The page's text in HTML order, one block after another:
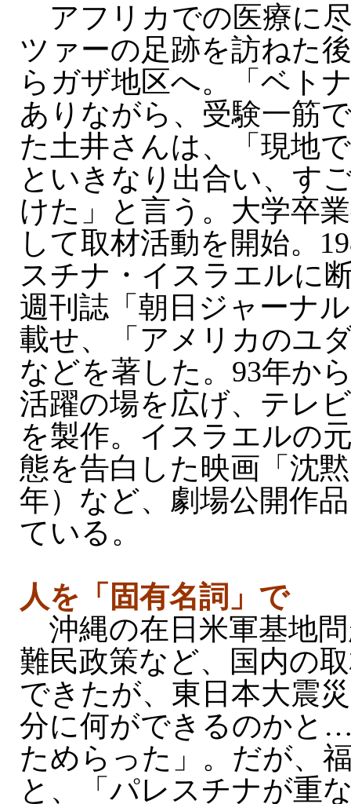
アフリカでの医療に
ツァーの足跡を訪ねた
らガザ地区へ。「ベト
ありながら、受験一筋
た土井さんは、「現地
といきなり出合い、す
けた」と言う。大学卒
して取材活動を開始。
スチナ・イスラエルに
週刊誌「朝日ジャーナ
載せ、「アメリカのユ
などを著した。93年か
活躍の場を広げ、テレ
を製作。イスラエルの
態を告白した映画「沈
年）など、劇場公開作
ている。
人を「固有名詞」で
沖縄の在日米軍基地
難民政策など、国内の
できたが、東日本大震
分に何ができるのかと
ためらった」。だが、
と、「パレスチナが重